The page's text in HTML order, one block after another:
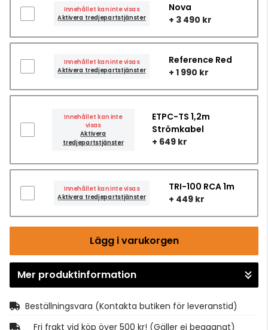
Innehållet kan inte visas
Aktivera tredjepartstjänster
Nova
+ 3 490 kr
Innehållet kan inte visas
Aktivera tredjepartstjänster
Reference Red
+ 1 990 kr
Innehållet kan inte
visas
Aktivera
tredjepartstjänster
ETPC-TS 1,2m
Strömkabel
+ 649 kr
Innehållet kan inte visas
Aktivera tredjepartstjänster
TRI-100 RCA 1m
+ 449 kr
Lägg i varukorgen
Gå till kassan
Mer produktinformation
Beställningsvara (Kontakta butiken för leveranstid)
Fri frakt vid köp över 500 kr! (Gäller ej begagnat)